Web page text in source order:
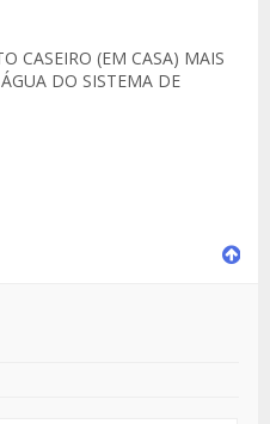
CASEIRO (EM CASA) MAIS
DO SISTEMA DE